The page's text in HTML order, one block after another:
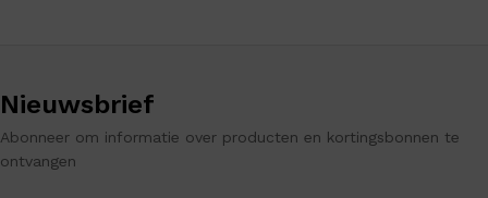
Nieuwsbrief
Abonneer om informatie over producten en kortingsbonnen te
ontvangen